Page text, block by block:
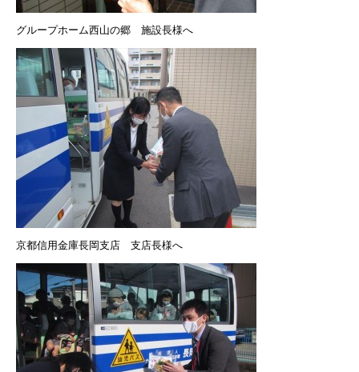
グループホーム西山の郷 施設長様へ
京都信用金庫長岡支店 支店長様へ